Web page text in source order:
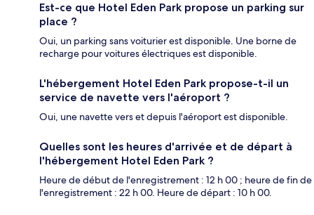
Est-ce que Hotel Eden Park propose un parking sur
place ?
Oui, un parking sans voiturier est disponible. Une borne de
recharge pour voitures électriques est disponible.
L'hébergement Hotel Eden Park propose-t-il un
service de navette vers l'aéroport ?
Oui, une navette vers et depuis l'aéroport est disponible.
Quelles sont les heures d'arrivée et de départ à
l'hébergement Hotel Eden Park ?
Heure de début de l'enregistrement : 12 h 00 ; heure de fin de
l'enregistrement : 22 h 00. Heure de départ : 10 h 00.